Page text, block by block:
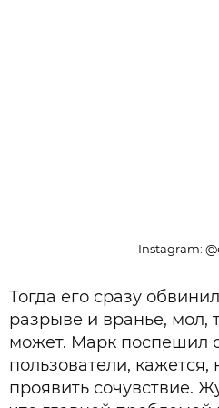
Instagram:
Тогда его сразу
разрыве и вранье, мол,
может. Марк поспешил
пользователи, кажется,
проявить сочувствие.